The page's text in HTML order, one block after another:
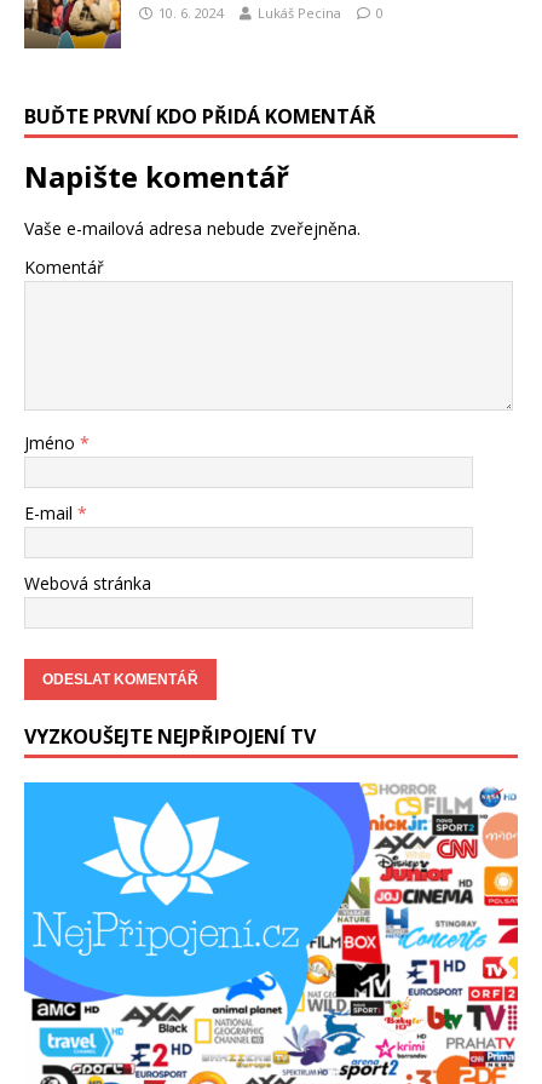
10. 6. 2024 Lukáš Pecina 0
BUĎTE PRVNÍ KDO PŘIDÁ KOMENTÁŘ
Napište komentář
Vaše e-mailová adresa nebude zveřejněna.
Komentář
Jméno *
E-mail *
Webová stránka
VYZKOUŠEJTE NEJPŘIPOJENÍ TV